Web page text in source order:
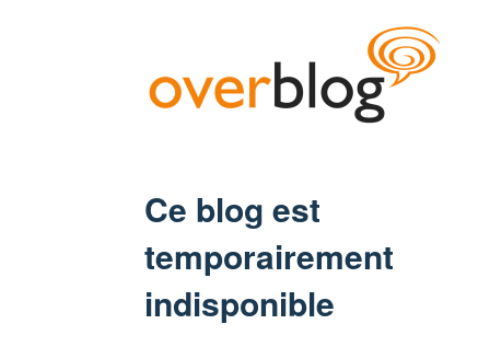
Ce blog est
temporairement
indisponible